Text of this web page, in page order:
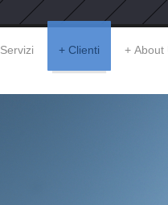
Servizi Clienti About